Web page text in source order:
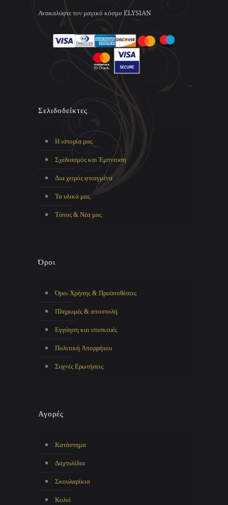
Ανακαλύψτε τον μαγικό κόσμο ELYSIAN
Σελιδοδείκτες
Η ιστορία μας
Σχεδιασμός και Έμπνευση
Δια χειρός φτιαγμένα
Τα υλικά μας
Τύπος & Νέα μας
Όροι
Όροι Χρήσης & Προϋποθέσεις
Πληρωμές & αποστολή
Εγγύηση και επισκευές
Πολιτική Απορρήτου
Συχνές Ερωτήσεις
Αγορές
Κατάστημα
Δαχτυλίδια
Σκουλαρίκια
Κολιέ